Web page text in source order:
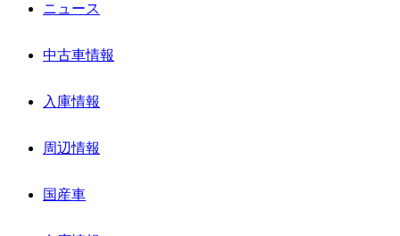
ニュース
中古車情報
入庫情報
周辺情報
国産車